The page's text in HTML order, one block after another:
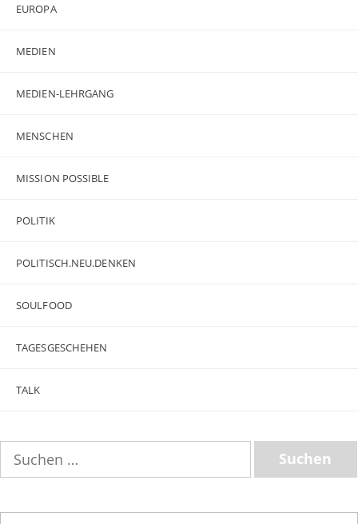
EUROPA
MEDIEN
MEDIEN-LEHRGANG
MENSCHEN
MISSION POSSIBLE
POLITIK
POLITISCH.NEU.DENKEN
SOULFOOD
TAGESGESCHEHEN
TALK
nach: